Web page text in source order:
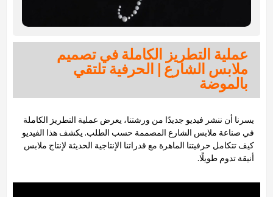
عملية التطريز الكاملة في تصميم
ملابس الشارع | الحرفية تلتقي
بالموضة
يسرنا أن ننشر فيديو جديدًا من ورشتنا، يعرض عملية التطريز الكاملة
في صناعة ملابس الشارع المصممة حسب الطلب. يكشف هذا الفيديو
كيف تتكامل حرفيتنا الماهرة مع قدراتنا الإنتاجية الحديثة لإنتاج ملابس
أنيقة تدوم طويلًا.